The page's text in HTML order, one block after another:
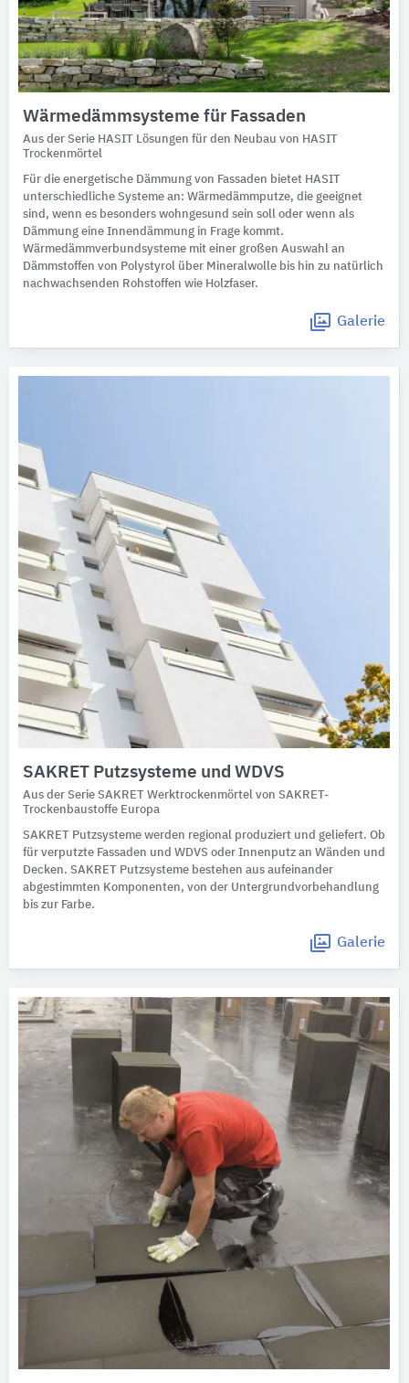
Wärmedämmsysteme für Fassaden
Aus der Serie HASIT Lösungen für den Neubau von HASIT
Trockenmörtel
Für die energetische Dämmung von Fassaden bietet HASIT
unterschiedliche Systeme an: Wärmedämmputze, die geeignet
sind, wenn es besonders wohngesund sein soll oder wenn als
Dämmung eine Innendämmung in Frage kommt.
Wärmedämmverbundsysteme mit einer großen Auswahl an
Dämmstoffen von Polystyrol über Mineralwolle bis hin zu natürlich
nachwachsenden Rohstoffen wie Holzfaser.
Galerie
SAKRET Putzsysteme und WDVS
Aus der Serie SAKRET Werktrockenmörtel von SAKRET-
Trockenbaustoffe Europa
SAKRET Putzsysteme werden regional produziert und geliefert. Ob
für verputzte Fassaden und WDVS oder Innenputz an Wänden und
Decken. SAKRET Putzsysteme bestehen aus aufeinander
abgestimmten Komponenten, von der Untergrundvorbehandlung
bis zur Farbe.
Galerie